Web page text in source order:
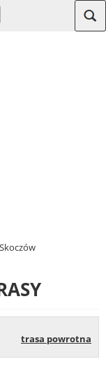
trasa powrotna